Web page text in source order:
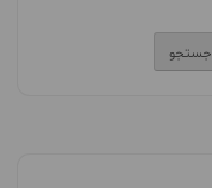
جستجو